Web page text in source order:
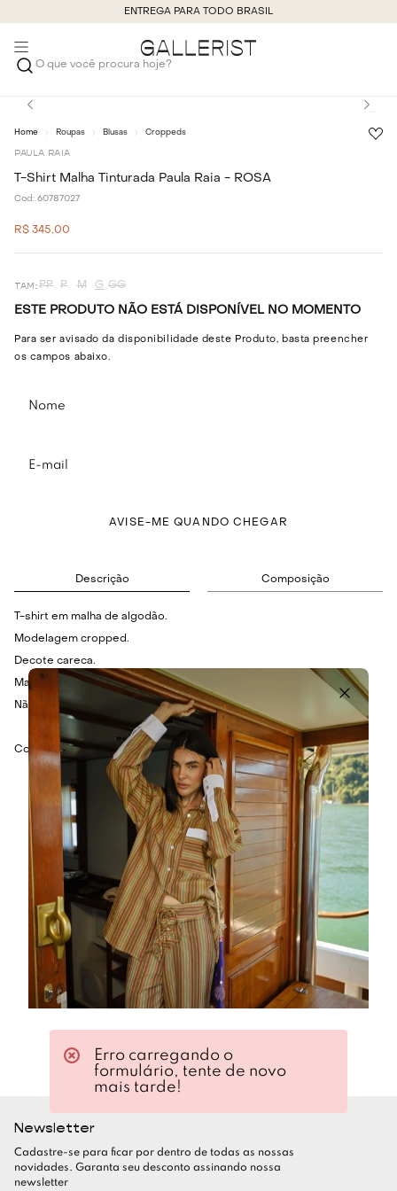
ENTREGA PARA TODO BRASIL
O que você procura hoje?
Roupas Blusas Croppeds
PAULA RAIA
T-Shirt Malha Tinturada Paula Raia - ROSA
Cod: 60787027
R$ 345,00
PP P M G GG
ESTE PRODUTO NÃO ESTÁ DISPONÍVEL NO MOMENTO
Para ser avisado da disponibilidade deste Produto, basta preencher
os campos abaixo.
AVISE-ME QUANDO CHEGAR
Descrição Composição
T-shirt em malha de algodão.
Modelagem cropped.
Decote careca.
Mangas curtas.
Não possui fechamento.
Composição: 100% Algodão.
Newsletter
Cadastre-se para ficar por dentro de todas as nossas
novidades. Garanta seu desconto assinando nossa
newsletter
Erro carregando o
formulário, tente de novo
mais tarde!